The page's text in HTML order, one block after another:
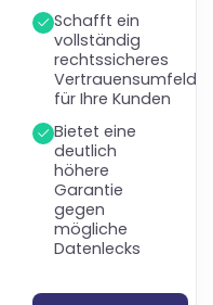
Schafft ein
vollständig
rechtssicheres
Vertrauensumfeld
für Ihre Kunden
Bietet eine
deutlich
höhere
Garantie
gegen
mögliche
Datenlecks